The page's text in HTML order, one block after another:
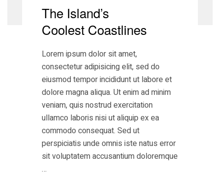
The Island’s
Coolest Coastlines
Lorem ipsum dolor sit amet,
consectetur adipisicing elit, sed do
eiusmod tempor incididunt ut labore et
dolore magna aliqua. Ut enim ad minim
veniam, quis nostrud exercitation
ullamco laboris nisi ut aliquip ex ea
commodo consequat. Sed ut
perspiciatis unde omnis iste natus error
sit voluptatem accusantium doloremque
…